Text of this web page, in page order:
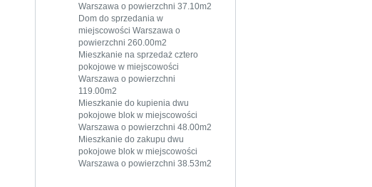
Warszawa o powierzchni 37.10m2
Dom do sprzedania w
miejscowości Warszawa o
powierzchni 260.00m2
Mieszkanie na sprzedaż cztero
pokojowe w miejscowości
Warszawa o powierzchni
119.00m2
Mieszkanie do kupienia dwu
pokojowe blok w miejscowości
Warszawa o powierzchni 48.00m2
Mieszkanie do zakupu dwu
pokojowe blok w miejscowości
Warszawa o powierzchni 38.53m2